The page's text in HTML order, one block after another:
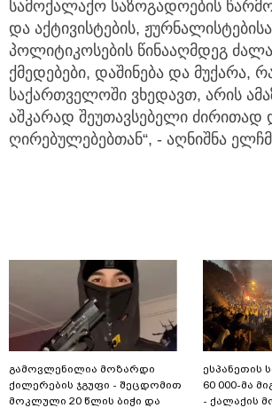
სამოქალაქო საზოგადოების
და აქტივისტების,
პოლიტიკოსების წინააღმდეგ
ქმედებები, დაშინება და მუქარა,
საქართველოში ვხედავთ, არის
აშკარად შეუთავსებელი
ღირებულებებთან“, - აღნიშნა
გამოვლენილია მოზარდი
ქილერების ჯგუფი - შეცდომით
მოკლული 20 წლის ბიჭი და
ესპანეთის
60 000-მა
- ქალაქის